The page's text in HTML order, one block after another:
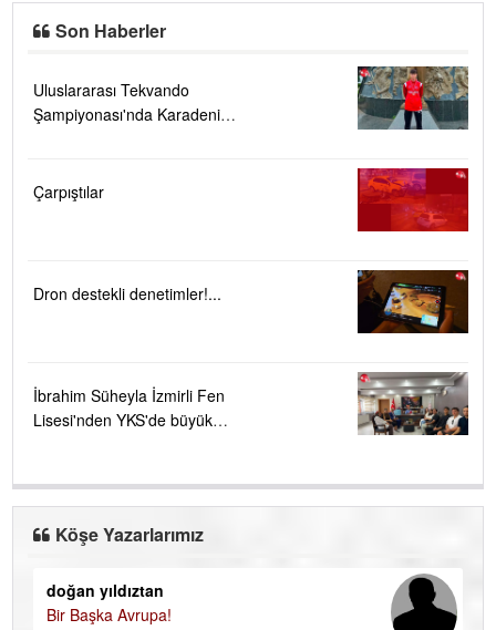
Son Haberler
Uluslararası Tekvando
Şampiyonası'nda Karadeniz
Çarpıştılar
Dron destekli denetimler!...
İbrahim Süheyla İzmirli Fen
Lisesi'nden YKS'de büyük
Köşe Yazarlarımız
doğan yıldıztan
Bir Başka Avrupa!